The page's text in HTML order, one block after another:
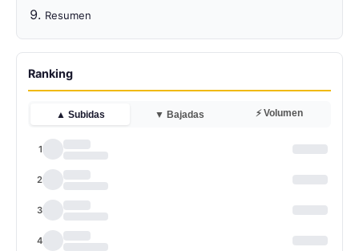
Resumen
Ranking
▲ Subidas ▼ Bajadas ⚡ Volumen
1
2
3
4